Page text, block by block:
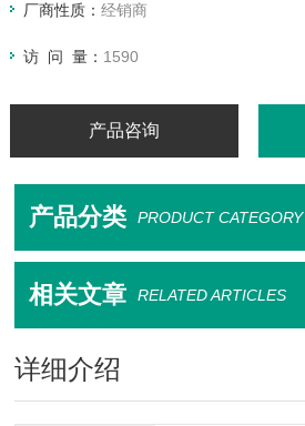
厂商性质： 经销商
访 问 量： 1590
产品咨询
产品分类 PRODUCT CATEGORY
相关文章 RELATED ARTICLES
详细介绍